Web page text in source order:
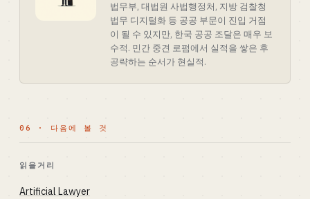
법무부, 대법원 사법행정처, 지방 검찰청
법무 디지털화 등 공공 부문이 진입 거점
이 될 수 있지만, 한국 공공 조달은 매우 보
수적. 민간 중견 로펌에서 실적을 쌓은 후
공략하는 순서가 현실적.
06 · 다음에 볼 것
읽을거리
Artificial Lawyer